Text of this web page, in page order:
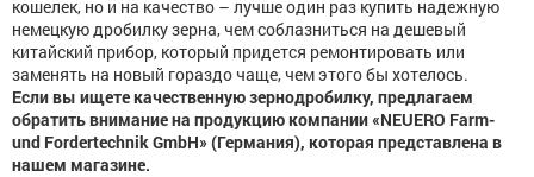
кошелек, но и на качество – лучше один раз купить надежную
немецкую дробилку зерна, чем соблазниться на дешевый
китайский прибор, который придется ремонтировать или
заменять на новый гораздо чаще, чем этого бы хотелось.
Если вы ищете качественную зернодробилку, предлагаем
обратить внимание на продукцию компании «NEUERO Farm-
und Fordertechnik GmbH» (Германия), которая представлена в
нашем магазине.